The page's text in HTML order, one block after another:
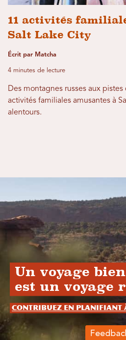
11 activités
Salt Lake City
Écrit par Matcha
4 minutes de lecture
Des montagnes russes aux pistes
activités familiales amusantes à
alentours.
Un voyage
est un voyage
Contribuez en planifiant